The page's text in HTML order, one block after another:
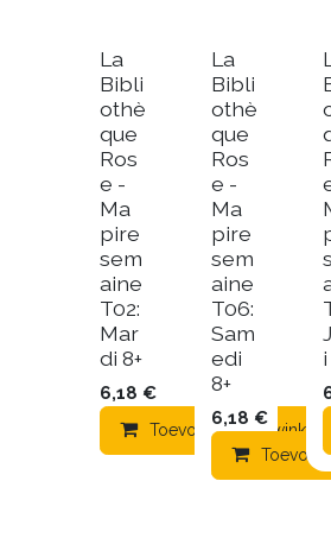
La
Bibli
othè
que
Ros
e -
Ma
pire
sem
aine
T02:
Mar
di 8+
6,18 €
Toevoegen aan
La
Bibli
othè
que
Ros
e -
Ma
pire
sem
aine
T06:
Sam
edi
8+
6,18 €
i